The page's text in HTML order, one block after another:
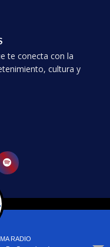
te conecta con la
cultura y
reservados.
Actualidad Mundial
RADIO